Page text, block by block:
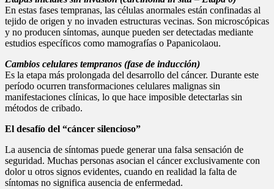
En estas fases tempranas, las células anormales están confinadas al
tejido de origen y no invaden estructuras vecinas. Son microscópicas
y no producen síntomas, aunque pueden ser detectadas mediante
estudios específicos como mamografías o Papanicolaou.
Cambios celulares tempranos (fase de inducción)
Es la etapa más prolongada del desarrollo del cáncer. Durante este
período ocurren transformaciones celulares malignas sin
manifestaciones clínicas, lo que hace imposible detectarlas sin
métodos de cribado.
El desafío del “cáncer silencioso”
La ausencia de síntomas puede generar una falsa sensación de
seguridad. Muchas personas asocian el cáncer exclusivamente con
dolor u otros signos evidentes, cuando en realidad la falta de
síntomas no significa ausencia de enfermedad.